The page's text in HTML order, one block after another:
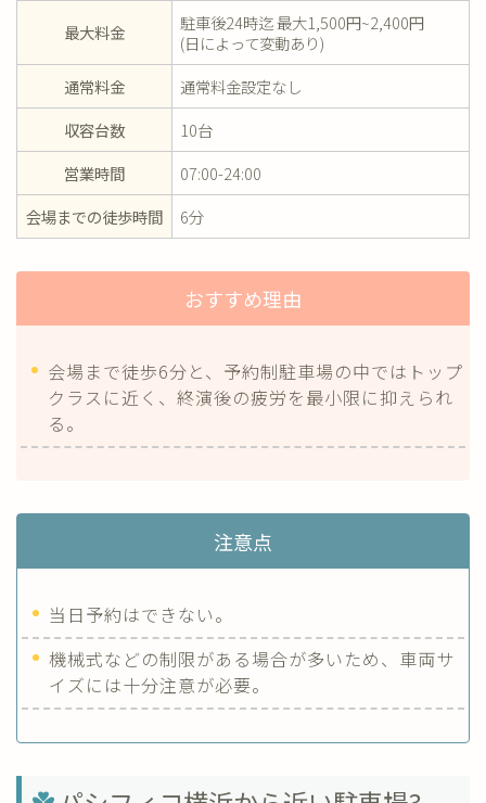
最大料金
駐車後24時迄 最大1,500円~2,400円
(日によって変動あり)
通常料金
通常料金設定なし
収容台数
10台
営業時間
07:00-24:00
会場までの徒歩時間
6分
おすすめ理由
会場まで徒歩6分と、予約制駐車場の中ではトップ
クラスに近く、終演後の疲労を最小限に抑えられ
る。
注意点
当日予約はできない。
機械式などの制限がある場合が多いため、車両サ
イズには十分注意が必要。